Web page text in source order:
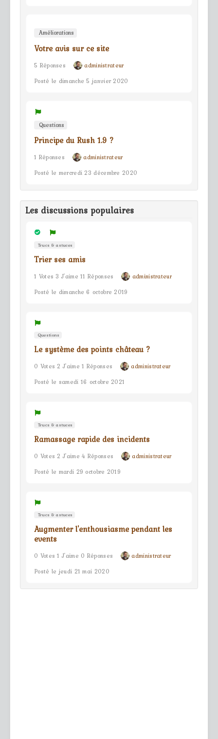
Améliorations
Votre avis sur ce site
5 Réponses
administrateur
Posté le dimanche 5 janvier 2020
Questions
Principe du Rush 1.9 ?
1 Réponses
administrateur
Posté le mercredi 23 décembre 2020
Les discussions populaires
Trucs & astuces
Trier ses amis
1 Votes 3 J'aime 11 Réponses
administrateur
Posté le dimanche 6 octobre 2019
Questions
Le système des points château ?
0 Votes 2 J'aime 1 Réponses
administrateur
Posté le samedi 16 octobre 2021
Trucs & astuces
Ramassage rapide des incidents
0 Votes 2 J'aime 4 Réponses
administrateur
Posté le mardi 29 octobre 2019
Trucs & astuces
Augmenter l'enthousiasme pendant les
events
0 Votes 1 J'aime 0 Réponses
administrateur
Posté le jeudi 21 mai 2020